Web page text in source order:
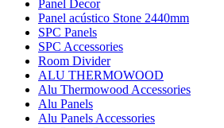
Panel Decor
Panel acústico Stone 2440mm
SPC Panels
SPC Accessories
Room Divider
ALU THERMOWOOD
Alu Thermowood Accessories
Alu Panels
Alu Panels Accessories